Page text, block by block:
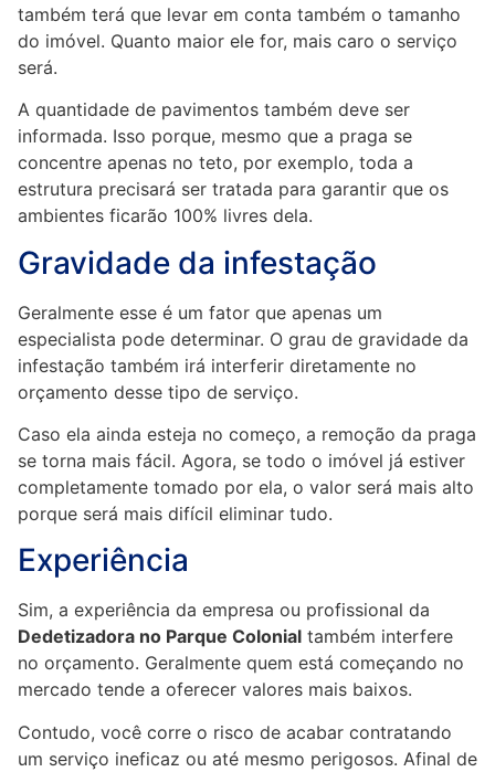
também terá que levar em conta também o tamanho
do imóvel. Quanto maior ele for, mais caro o serviço
será.
A quantidade de pavimentos também deve ser
informada. Isso porque, mesmo que a praga se
concentre apenas no teto, por exemplo, toda a
estrutura precisará ser tratada para garantir que os
ambientes ficarão 100% livres dela.
Gravidade da infestação
Geralmente esse é um fator que apenas um
especialista pode determinar. O grau de gravidade da
infestação também irá interferir diretamente no
orçamento desse tipo de serviço.
Caso ela ainda esteja no começo, a remoção da praga
se torna mais fácil. Agora, se todo o imóvel já estiver
completamente tomado por ela, o valor será mais alto
porque será mais difícil eliminar tudo.
Experiência
Sim, a experiência da empresa ou profissional da
Dedetizadora no Parque Colonial também interfere
no orçamento. Geralmente quem está começando no
mercado tende a oferecer valores mais baixos.
Contudo, você corre o risco de acabar contratando
um serviço ineficaz ou até mesmo perigosos. Afinal de